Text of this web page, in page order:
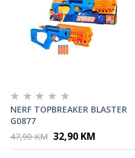
NERF TOPBREAKER BLASTER
G0877
47,90 KM 32,90 KM